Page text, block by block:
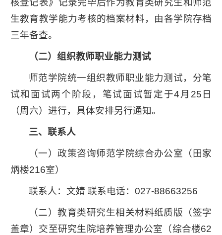
核登记表》记录完毕后作为教育类研究生和师范
生教育教学能力考核的档案材料，由各学院存档
三年备查。
（二）组织教师职业能力测试
师范学院统一组织教师职业能力测试，分笔
试和面试两个阶段，笔试面试暂定于4月25日
（周六）进行，具体安排另行通知。
三、联系人
（一）政策咨询师范学院综合办公室（田家
炳楼216室）
联系人：文婧 联系电话：027-88663256
（二）教育类研究生相关材料纸质版（签字
盖章）交至研究生院培养管理办公室（综合楼62